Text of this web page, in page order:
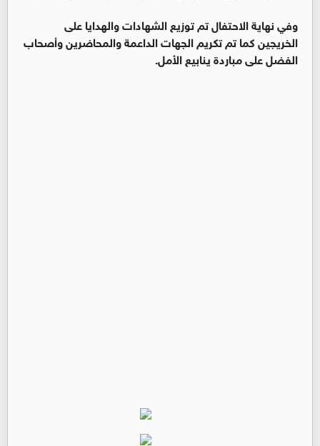
وفي نهاية الاحتفال تم توزيع الشهادات والهدايا على
الخريجين كما تم تكريم الجهات الداعمة والمحاضرين وأصحاب
الفضل على مباردة ينابيع الأمل.